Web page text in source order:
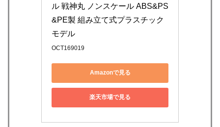
ル 戦神丸 ノンスケール ABS&PS
&PE製 組み立て式プラスチック
モデル
OCT169019
Amazonで見る
楽天市場で見る